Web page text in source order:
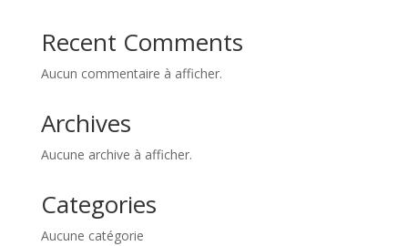
Recent Comments
Aucun commentaire à afficher.
Archives
Aucune archive à afficher.
Categories
Aucune catégorie